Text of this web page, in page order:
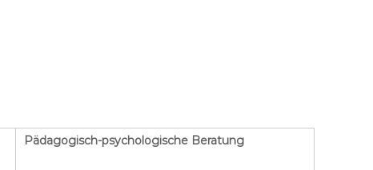
Pädagogisch-psychologische Beratung